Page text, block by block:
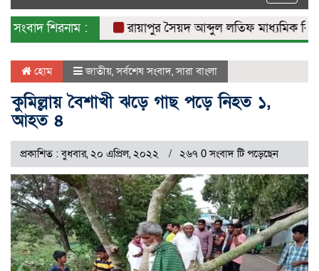
সংবাদ শিরনাম :
রায়াপুর সৈয়দ আব্দুল লতিফ মাধ্যমিক
হোম জাতীয়,সর্বশেষ সংবাদ,সারা বাংলা
কুমিল্লায় বৈশাখী ঝড়ে গাছ পড়ে নিহত ১,
আহত ৪
প্রকাশিত : বুধবার, ২০ এপ্রিল, ২০২২ ২৬৭ 0 সংবাদ টি পড়েছেন